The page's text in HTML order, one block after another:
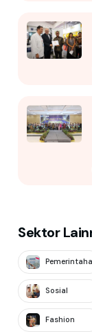
Sektor
Sosial
Fashion